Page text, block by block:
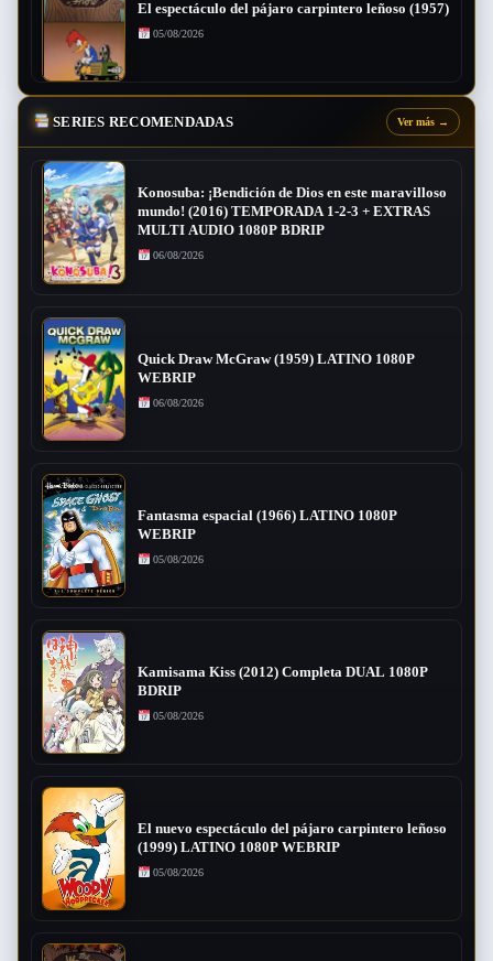
El espectáculo del pájaro carpintero leñoso (1957)
05/08/2026
SERIES RECOMENDADAS Ver más →
Konosuba: ¡Bendición de Dios en este maravilloso
mundo! (2016) TEMPORADA 1-2-3 + EXTRAS
MULTI AUDIO 1080P BDRIP
06/08/2026
Quick Draw McGraw (1959) LATINO 1080P
WEBRIP
06/08/2026
Fantasma espacial (1966) LATINO 1080P
WEBRIP
05/08/2026
Kamisama Kiss (2012) Completa DUAL 1080P
BDRIP
05/08/2026
El nuevo espectáculo del pájaro carpintero leñoso
(1999) LATINO 1080P WEBRIP
05/08/2026